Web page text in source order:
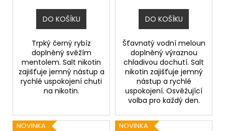
DO KOŠÍKU
Trpký černý rybíz
doplněný svěžím
mentolem. Salt nikotin
zajišťuje jemný nástup a
rychlé uspokojení chuti
na nikotin.
DO KOŠÍKU
Šťavnatý vodní meloun
doplněný výraznou
chladivou dochutí. Salt
nikotin zajišťuje jemný
nástup a rychlé
uspokojení. Osvěžující
volba pro každý den.
NOVINKA
NOVINKA